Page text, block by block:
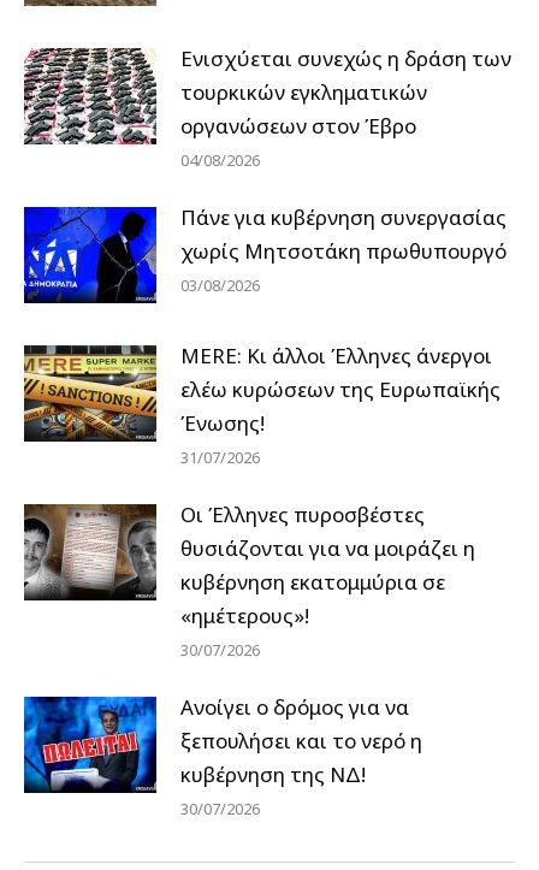
Ενισχύεται συνεχώς η δράση των
τουρκικών εγκληματικών
οργανώσεων στον Έβρο
04/08/2026
Πάνε για κυβέρνηση συνεργασίας
χωρίς Μητσοτάκη πρωθυπουργό
03/08/2026
MERE: Κι άλλοι Έλληνες άνεργοι
ελέω κυρώσεων της Ευρωπαϊκής
Ένωσης!
31/07/2026
Οι Έλληνες πυροσβέστες
θυσιάζονται για να μοιράζει η
κυβέρνηση εκατομμύρια σε
«ημέτερους»!
30/07/2026
Ανοίγει ο δρόμος για να
ξεπουλήσει και το νερό η
κυβέρνηση της ΝΔ!
30/07/2026